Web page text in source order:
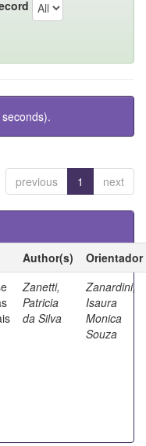
previous 1 next
Author(s)
Orientador
Zanetti,
Patricia
da Silva
Zanardini,
Isaura
Monica
Souza